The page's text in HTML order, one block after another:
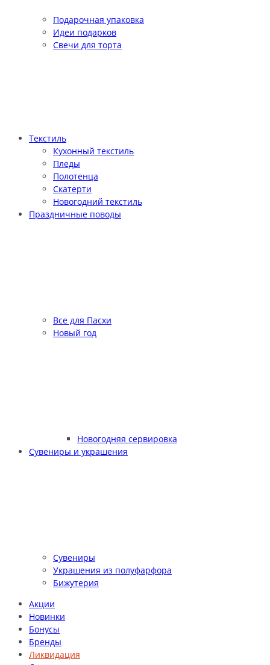
Подарочная упаковка
Идеи подарков
Свечи для торта
Текстиль
Кухонный текстиль
Пледы
Полотенца
Скатерти
Новогодний текстиль
Праздничные поводы
Все для Пасхи
Новый год
Новогодняя сервировка
Сувениры и украшения
Сувениры
Украшения из полуфарфора
Бижутерия
Акции
Новинки
Бонусы
Бренды
Ликвидация